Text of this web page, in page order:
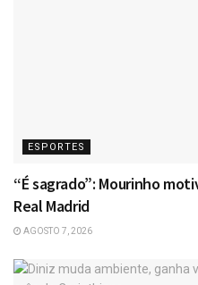
ESPORTES
“É sagrado”: Mourinho
Real Madrid
AGOSTO 7, 2026